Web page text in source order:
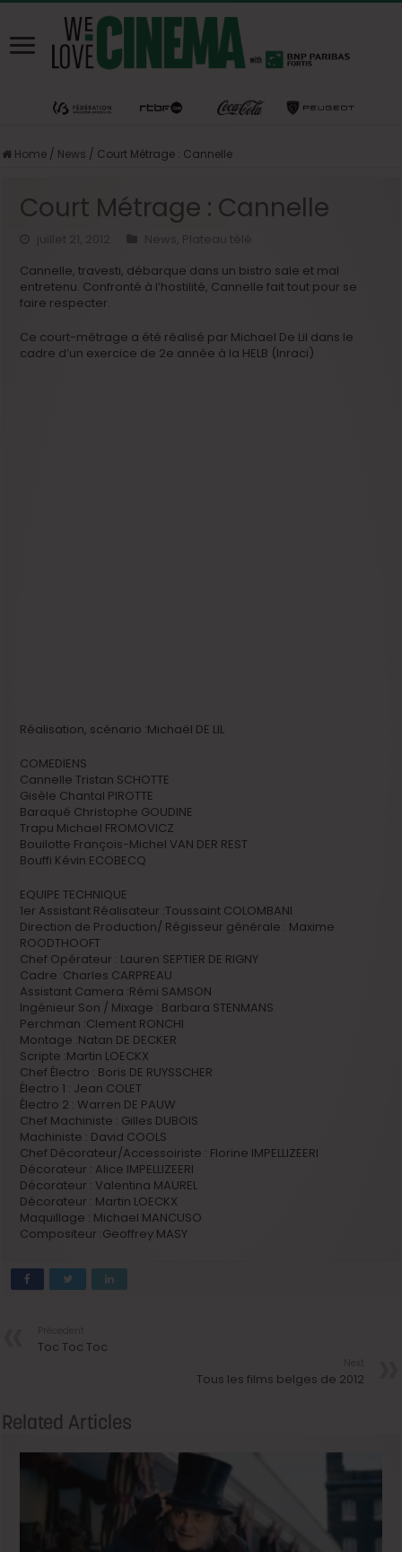
Home / News / Court Métrage : Cannelle
Court Métrage : Cannelle
News
Plateau télé
Cannelle, travesti, débarque dans un bistro sale et mal
entretenu. Confronté à l’hostilité, Cannelle fait tout pour se
faire respecter.
Ce court-métrage a été réalisé par Michael De Lil dans le
cadre d’un exercice de 2e année à la HELB (Inraci)
Réalisation, scénario :Michaël DE LIL
COMEDIENS
Cannelle Tristan SCHOTTE
Gisèle Chantal PIROTTE
Baraqué Christophe GOUDINE
Trapu Michael FROMOVICZ
Bouilotte François-Michel VAN DER REST
Bouffi Kévin ECOBECQ
EQUIPE TECHNIQUE
1er Assistant Réalisateur :Toussaint COLOMBANI
Direction de Production/ Régisseur générale : Maxime
ROODTHOOFT
Chef Opérateur : Lauren SEPTIER DE RIGNY
Cadre :Charles CARPREAU
Assistant Camera :Rémi SAMSON
Ingénieur Son / Mixage : Barbara STENMANS
Perchman :Clement RONCHI
Montage :Natan DE DECKER
Scripte :Martin LOECKX
Chef Électro : Boris DE RUYSSCHER
Électro 1 : Jean COLET
Électro 2 : Warren DE PAUW
Chef Machiniste : Gilles DUBOIS
Machiniste : David COOLS
Chef Décorateur/Accessoiriste : Florine IMPELLIZEERI
Décorateur : Alice IMPELLIZEERI
Décorateur : Valentina MAUREL
Décorateur : Martin LOECKX
Maquillage : Michael MANCUSO
Compositeur :Geoffrey MASY
Toc Toc Toc
Tous les films belges de 2012
Related Articles